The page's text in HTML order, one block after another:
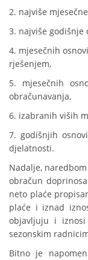
2. najviše
3. najviše godišnje
4. mjesečnih
rješenjem,
5. mjesečnih
obračunavanja,
6. izabranih viših
7. godišnjih
djelatnosti.
Nadalje,
obračun
neto plaće
plaće i iznad
objavljuju i iznosi
sezonskim
Bitno je